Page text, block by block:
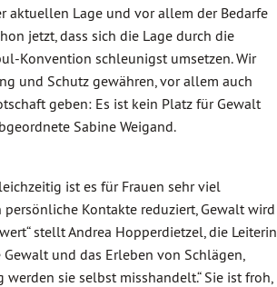
aktuellen Lage und vor allem der Bedarfe
jetzt, dass sich die Lage durch die
Konvention schleunigst umsetzen. Wir
und Schutz gewähren, vor allem auch
geben: Es ist kein Platz für Gewalt
Sabine Weigand.
ist es für Frauen sehr viel
Kontakte reduziert, Gewalt wird
stellt Andrea Hopperdietzel, die Leiterin
und das Erleben von Schlägen,
sie selbst misshandelt.“ Sie ist froh,